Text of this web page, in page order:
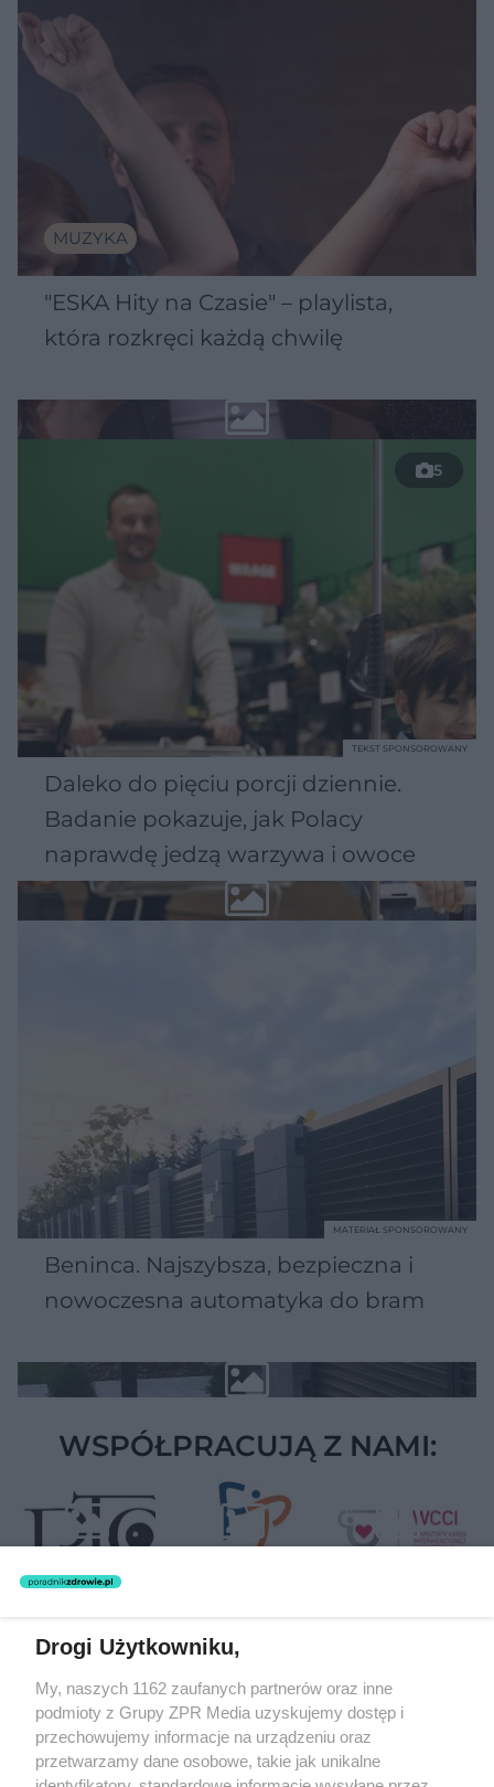
MUZYKA
"ESKA Hity na Czasie" – playlista,
która rozkręci każdą chwilę
5
Daleko do pięciu porcji dziennie.
Badanie pokazuje, jak Polacy
naprawdę jedzą warzywa i owoce
TEKST SPONSOROWANY
Beninca. Najszybsza, bezpieczna i
nowoczesna automatyka do bram
MATERIAŁ SPONSOROWANY
WSPÓŁPRACUJĄ Z NAMI:
Żaden utwór zamieszczony w serwisie nie może być powielany i
rozpowszechniany lub dalej rozpowszechniany w jakikolwiek sposób
(w tym także elektroniczny lub mechaniczny) na jakimkolwiek polu
eksploatacji w jakiejkolwiek formie, włącznie z umieszczaniem w
Internecie bez pisemnej zgody właściciela praw. Jakiekolwiek użycie
lub wykorzystanie utworów w całości lub w części z naruszeniem
Drogi Użytkowniku,
My, naszych 1162 zaufanych partnerów oraz inne
podmioty z Grupy ZPR Media uzyskujemy dostęp i
przechowujemy informacje na urządzeniu oraz
przetwarzamy dane osobowe, takie jak unikalne